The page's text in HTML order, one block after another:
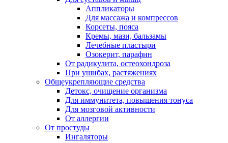
Аппликаторы
Для массажа и компрессов
Корсеты, пояса
Кремы, мази, бальзамы
Лечебные пластыри
Озокерит, парафин
От радикулита, остеохондроза
При ушибах, растяжениях
Общеукрепляющие средства
Детокс, очищение организма
Для иммунитета, повышения тонуса
Для мозговой активности
От аллергии
От простуды
Ингаляторы